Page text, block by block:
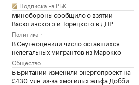
Подписка на РБК
Минобороны сообщило о взятии
Васютинского и Торецкого в ДНР
Политика
В Сеуте оценили число оставшихся
нелегальных мигрантов из Марокко
Общество
В Британии изменили энергопроект на
£430 млн из-за «могилы» эльфа Добби